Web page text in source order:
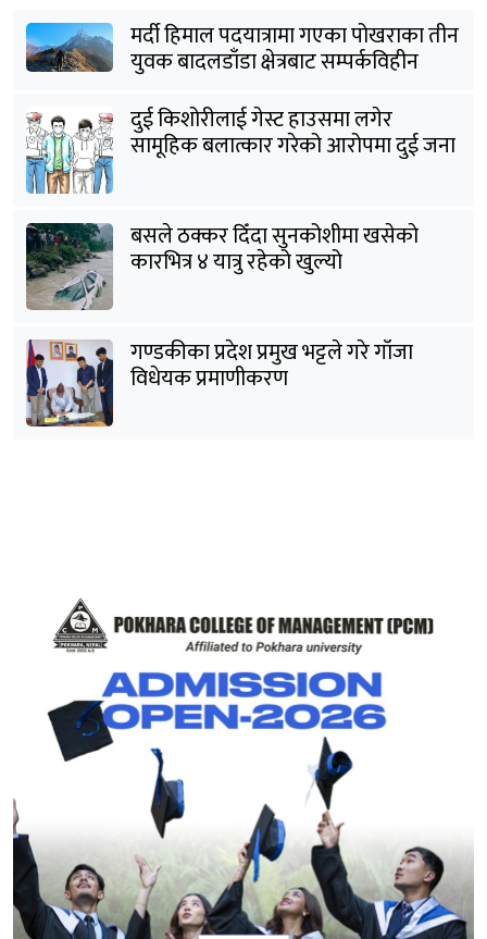
मर्दी हिमाल पदयात्रामा गएका पोखराका तीन
युवक बादलडाँडा क्षेत्रबाट सम्पर्कविहीन
दुई किशोरीलाई गेस्ट हाउसमा लगेर
सामूहिक बलात्कार गरेको आरोपमा दुई जना
पक्राउ
बसले ठक्कर दिँदा सुनकोशीमा खसेकाे
कारभित्र ४ यात्रु रहेको खुल्यो
गण्डकीका प्रदेश प्रमुख भट्टले गरे गाँजा
विधेयक प्रमाणीकरण